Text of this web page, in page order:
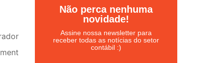
Não perca nenhuma
novidade!
Assine nossa newsletter para
receber todas as notícias do setor
contábil :)